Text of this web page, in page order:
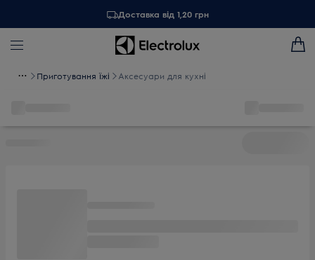
Доставка від 1,20 грн
Приготування їжі Аксесуари для кухні